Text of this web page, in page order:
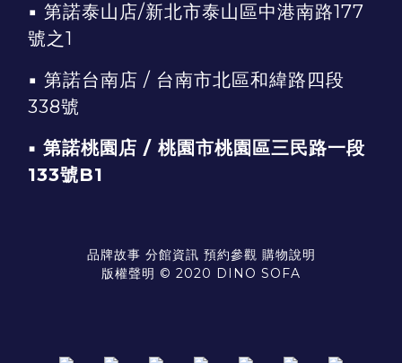
▪ 第諾泰山店/新北市泰山區中港南路177
號之1
▪ 第諾台南店 / 台南市北區和緯路四段
338號
▪ 第諾桃園店 / 桃園市桃園區三民路一段
133號B1
品牌故事 分館資訊 預約參觀 購物說明
版權聲明 © 2020 DINO SOFA